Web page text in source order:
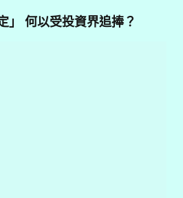
」 何以受投資界追捧？